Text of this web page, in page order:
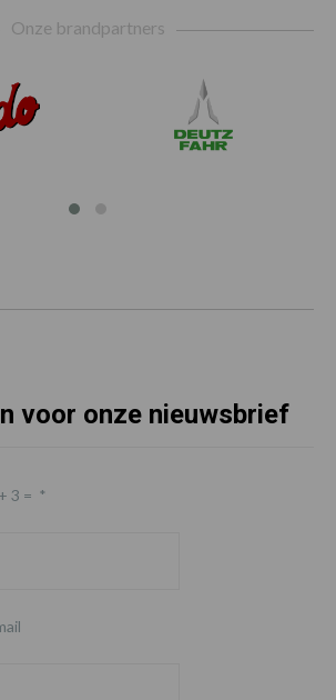
Onze brandpartners
voor onze nieuwsbrief
3 = *